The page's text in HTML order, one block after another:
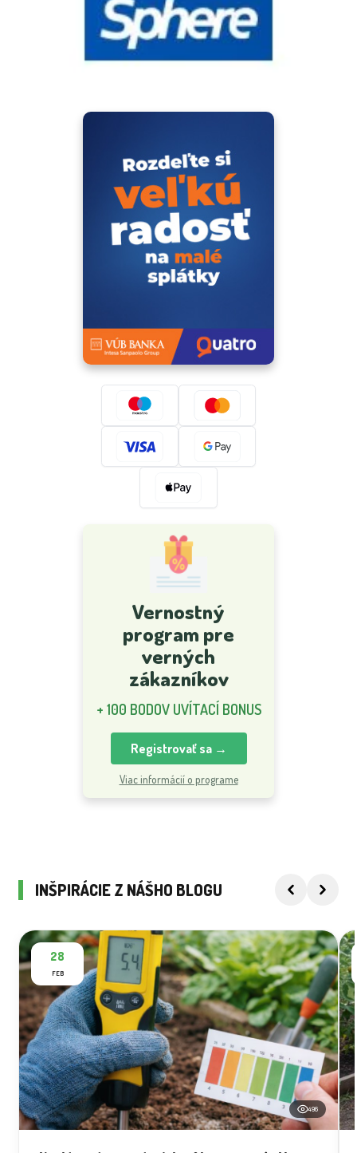
Vernostný
program pre
verných
zákazníkov
+ 100 BODOV UVÍTACÍ BONUS
Registrovať sa →
Viac informácií o programe
INŠPIRÁCIE Z NÁŠHO BLOGU
28
FEB
496